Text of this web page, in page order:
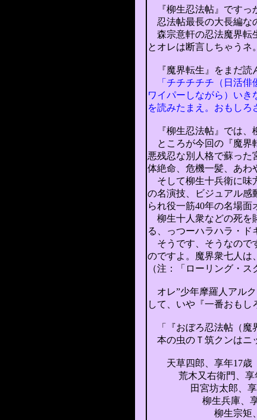
『柳生忍法帖』ですっ
忍法帖最長の大長編な
森宗意軒の忍法魔界転
とオレは断言しちゃうネ
『魔界転生 』
をまだ読
「チチチチチ（日活俳
ワイパーしながら）い
を読みたまえ。おもしろ
『柳生忍法帖』では、
ところが今回の『魔界
悪残忍な別人格で蘇った
体絶命、危機一髪、あわ
そして柳生十兵衛に味
の名演技、ビジュアル感
られ役一筋40年の名場面
柳生十人衆などの死を
る、
っつーハラハラ・ド
そうです、そうなので
のですよ。 魔界衆七人 は、
（注：「ローリング・
オレ”少年摩羅人アル
して、いや『一番おもし
「『おぼろ忍法帖（魔
本の虫のＴ筑クンはニ
天草四郎、享年17歳
荒木又右衛門、享
田宮坊太郎、享
柳生兵庫、享
柳生宗矩、享